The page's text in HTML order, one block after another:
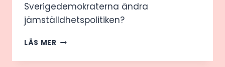
Sverigedemokraterna ändra
jämställdhetspolitiken?
LÄS MERVAD
SVERIGEDEMOKRATERNAS